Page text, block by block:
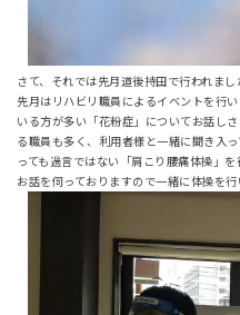
さて、それでは先月道後持田で行われま
先月はリハビリ職員によるイベントを行
いる方が多い「花粉症」についてお話し
る職員も多く、利用者様と一緒に聞き入
っても過言ではない「肩こり腰痛体操」
お話を伺っておりますので一緒に体操を行